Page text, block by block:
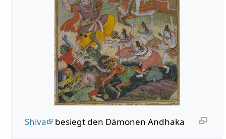
Shiva besiegt den Dämonen Andhaka